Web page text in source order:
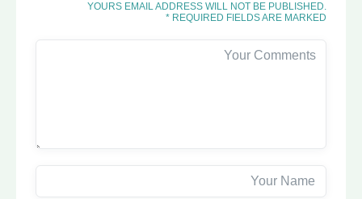
YOURS EMAIL ADDRESS WILL NOT BE PUBLISHED.
REQUIRED FIELDS ARE MARKED *